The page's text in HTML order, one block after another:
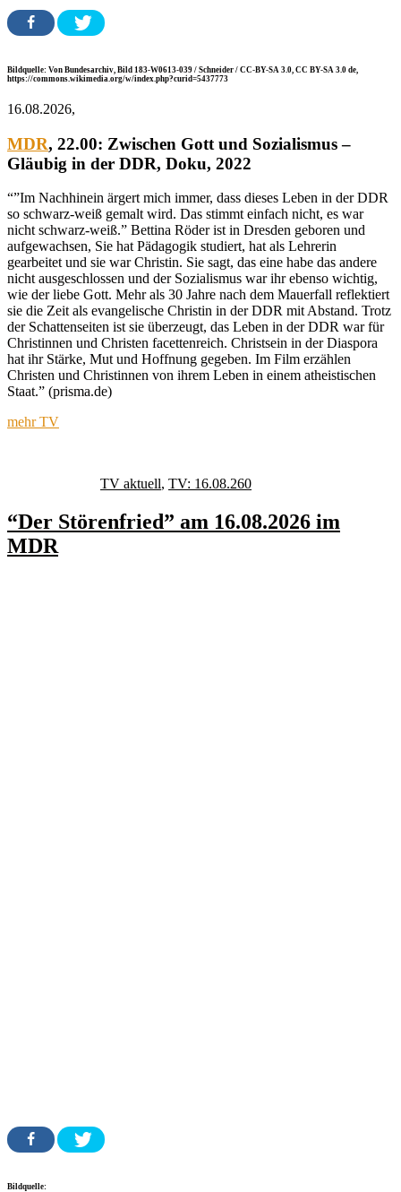
Bildquelle: Von Bundesarchiv, Bild 183-W0613-039 / Schneider / CC-BY-SA 3.0, CC BY-SA 3.0 de,
https://commons.wikimedia.org/w/index.php?curid=5437773
16.08.2026,
MDR, 22.00: Zwischen Gott und Sozialismus –
Gläubig in der DDR, Doku, 2022
“”Im Nachhinein ärgert mich immer, dass dieses Leben in der DDR
so schwarz-weiß gemalt wird. Das stimmt einfach nicht, es war
nicht schwarz-weiß.” Bettina Röder ist in Dresden geboren und
aufgewachsen, Sie hat Pädagogik studiert, hat als Lehrerin
gearbeitet und sie war Christin. Sie sagt, das eine habe das andere
nicht ausgeschlossen und der Sozialismus war ihr ebenso wichtig,
wie der liebe Gott. Mehr als 30 Jahre nach dem Mauerfall reflektiert
sie die Zeit als evangelische Christin in der DDR mit Abstand. Trotz
der Schattenseiten ist sie überzeugt, das Leben in der DDR war für
Christinnen und Christen facettenreich. Christsein in der Diaspora
hat ihr Stärke, Mut und Hoffnung gegeben. Im Film erzählen
Christen und Christinnen von ihrem Leben in einem atheistischen
Staat.” (prisma.de)
mehr TV
TV aktuell, TV: 16.08.260
“Der Störenfried” am 16.08.2026 im
MDR
Bildquelle: